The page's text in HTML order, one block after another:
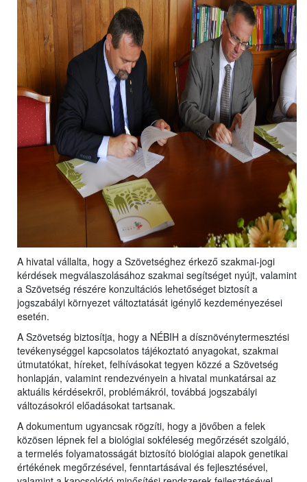
A hivatal vállalta, hogy a Szövetséghez érkező szakmai-jogi
kérdések megválaszolásához szakmai segítséget nyújt, valamint
a Szövetség részére konzultációs lehetőséget biztosít a
jogszabályi környezet változtatását igénylő kezdeményezései
esetén.
A Szövetség biztosítja, hogy a NÉBIH a dísznövénytermesztési
tevékenységgel kapcsolatos tájékoztató anyagokat, szakmai
útmutatókat, híreket, felhívásokat tegyen közzé a Szövetség
honlapján, valamint rendezvényein a hivatal munkatársai az
aktuális kérdésekről, problémákról, továbbá jogszabályi
változásokról előadásokat tartsanak.
A dokumentum ugyancsak rögzíti, hogy a jövőben a felek
közösen lépnek fel a biológiai sokféleség megőrzését szolgáló,
a termelés folyamatosságát biztosító biológiai alapok genetikai
értékének megőrzésével, fenntartásával és fejlesztésével,